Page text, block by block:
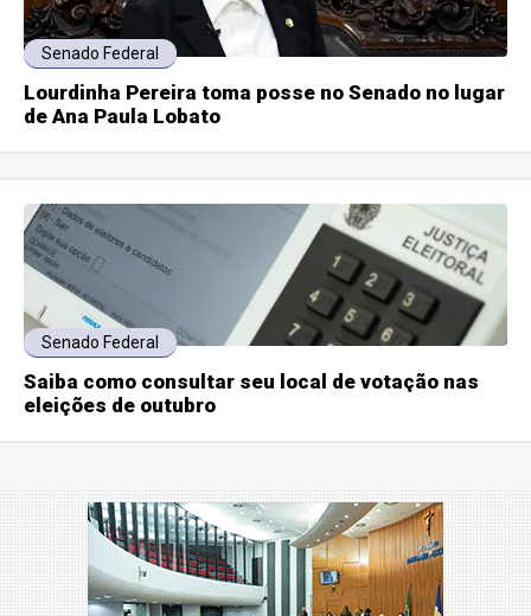
Senado Federal
Lourdinha Pereira toma posse no Senado no lugar
de Ana Paula Lobato
Senado Federal
Saiba como consultar seu local de votação nas
eleições de outubro